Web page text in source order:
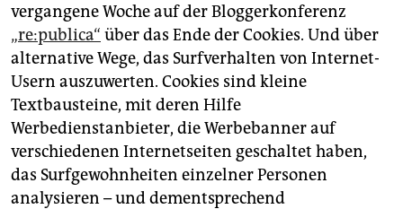
vergangene Woche auf der Bloggerkonferenz
„re:publica“ über das Ende der Cookies. Und über
alternative Wege, das Surfverhalten von Internet-
Usern auszuwerten. Cookies sind kleine
Textbausteine, mit deren Hilfe
Werbedienstanbieter, die Werbebanner auf
verschiedenen Internetseiten geschaltet haben,
das Surfgewohnheiten einzelner Personen
analysieren – und dementsprechend